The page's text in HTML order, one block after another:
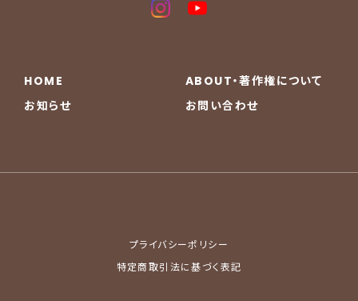
HOME
ABOUT・著作権について
お知らせ
お問い合わせ
プライバシーポリシー
特定商取引法に基づく表記